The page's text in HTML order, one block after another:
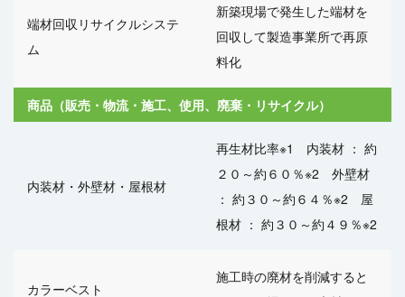
端材回収リサイクルシステ
ム
新築現場で発生した端材を
回収して製造事業所で再原
料化
商品（販売・物流・施工、使用、廃棄・リサイクル）
内装材・外壁材・屋根材
再生材比率※1
内装材 ： 約
２０～約６０％※2 外壁材
： 約３０～約６４％※2 屋
根材 ： 約３０～約４９％※2
カラーベスト
施工時の廃材を削減すると